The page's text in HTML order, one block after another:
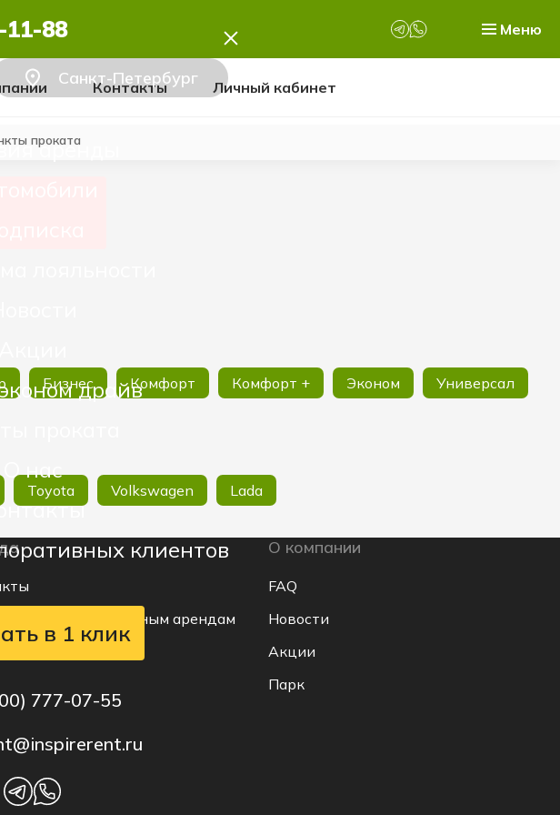
11-88 Меню
Контакты Личный кабинет
проката
Санкт-Петербург
аренды
драйв
проката
О нас
клиентов
в 1 клик
777-07-55
Бизнес Комфорт Комфорт + Эконом Универсал
Toyota Volkswagen Lada
по завершенным арендам
О компании
FAQ
Новости
Акции
Парк